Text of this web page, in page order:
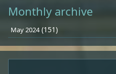
Monthly archive
May 2024(151)